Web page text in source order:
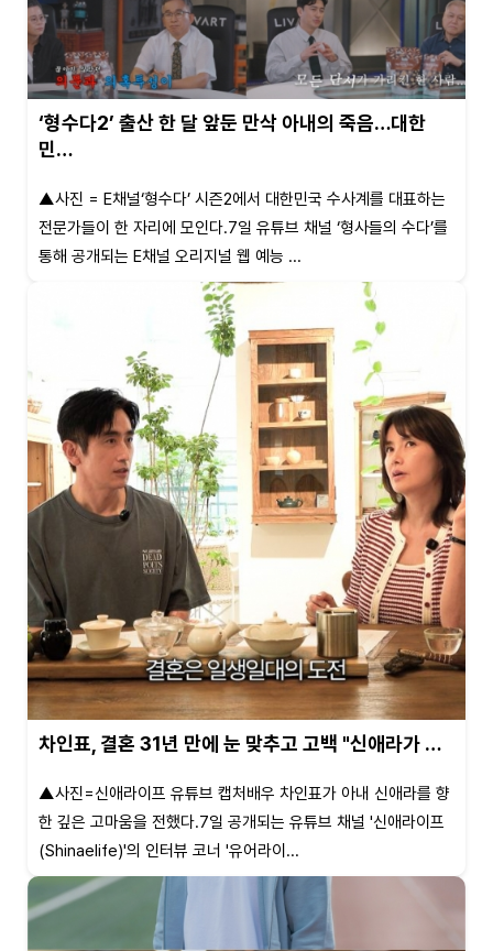
‘형수다2’ 출산 한 달 앞둔 만삭 아내의 죽음…대한
민…
▲사진 = E채널‘형수다’ 시즌2에서 대한민국 수사계를 대표하는
전문가들이 한 자리에 모인다.7일 유튜브 채널 ‘형사들의 수다’를
통해 공개되는 E채널 오리지널 웹 예능 ...
차인표, 결혼 31년 만에 눈 맞추고 고백 "신애라가 …
▲사진=신애라이프 유튜브 캡처배우 차인표가 아내 신애라를 향
한 깊은 고마움을 전했다.7일 공개되는 유튜브 채널 '신애라이프
(Shinaelife)'의 인터뷰 코너 '유어라이...